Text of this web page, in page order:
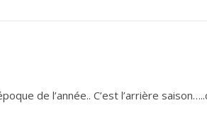
de l’année.. C’est l’arrière